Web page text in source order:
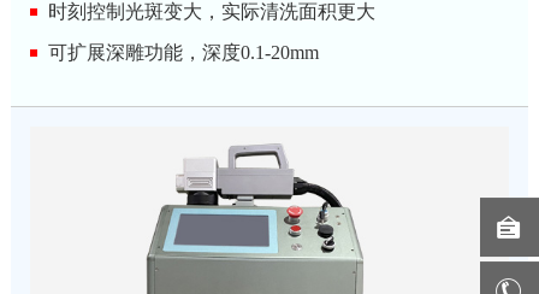
时刻控制光斑变大，实际清洗面积更大
可扩展深雕功能，深度0.1-20mm